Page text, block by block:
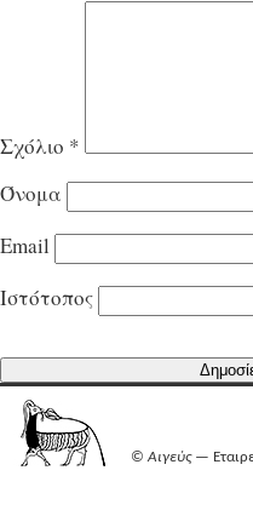
Σχόλιο *
Όνομα
Email
Ιστότοπος
© Αιγεύς—